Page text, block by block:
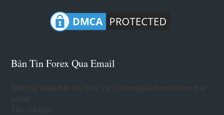
Bản Tin Forex Qua Email
Đăng ký nhận bản tin "Hot" từ HuongDanForex.com qua
Tên của bạn